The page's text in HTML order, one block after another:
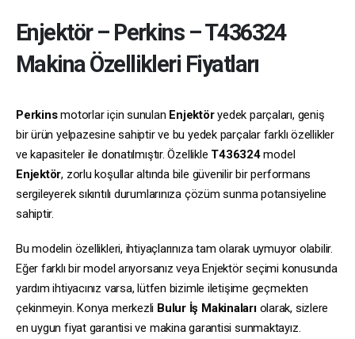
Enjektör– Perkins–T436324
Makina Özellikleri Fiyatları
Perkinsmotorlar için sunulan Enjektöryedek parçaları, geniş
bir ürün yelpazesine sahiptir ve bu yedek parçalar farklı özellikler
ve kapasiteler ile donatılmıştır. Özellikle T436324model
Enjektör, zorlu koşullar altında bile güvenilir bir performans
sergileyerek sıkıntılı durumlarınıza çözüm sunma potansiyeline
sahiptir.
Bu modelin özellikleri, ihtiyaçlarınıza tam olarak uymuyor olabilir.
Eğer farklı bir model arıyorsanız veya Enjektör seçimi konusunda
yardım ihtiyacınız varsa, lütfen bizimle iletişime geçmekten
çekinmeyin. Konya merkezli Bulur İş Makinalarıolarak, sizlere
en uygun fiyat garantisi ve makina garantisi sunmaktayız.